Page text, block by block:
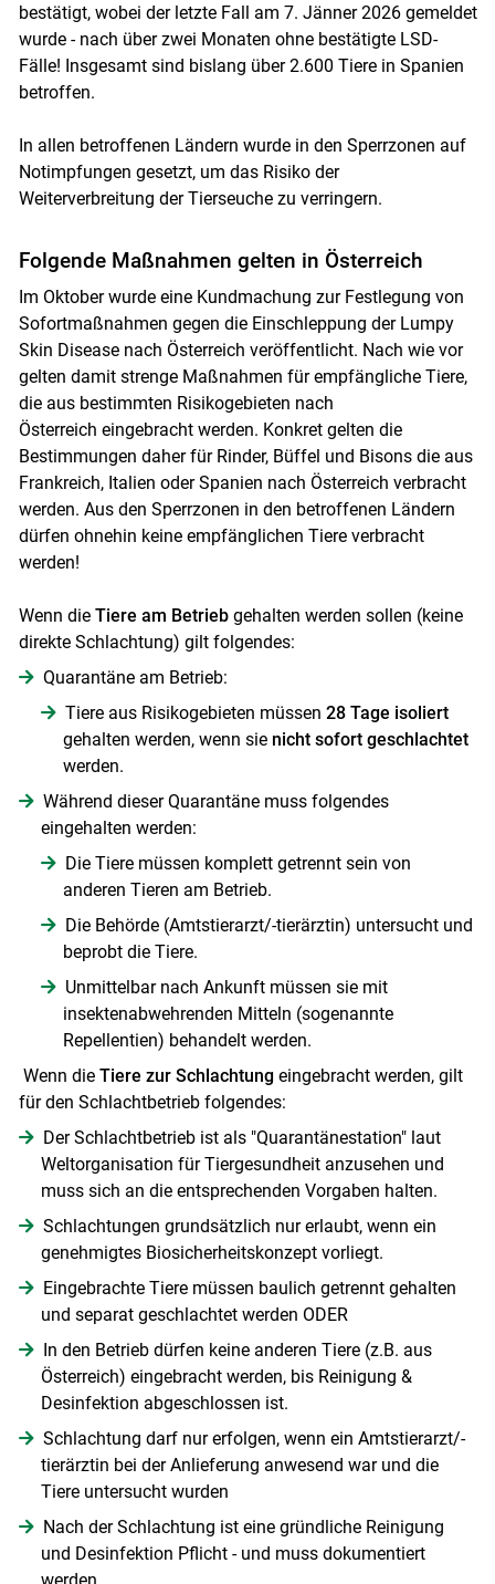
Skip to main content
bestätigt, wobei der letzte Fall am 7. Jänner 2026 gemeldet
wurde - nach über zwei Monaten ohne bestätigte LSD-
Fälle! Insgesamt sind bislang über 2.600 Tiere in Spanien
betroffen.
In allen betroffenen Ländern wurde in den Sperrzonen auf
Notimpfungen gesetzt, um das Risiko der
Weiterverbreitung der Tierseuche zu verringern.
Folgende Maßnahmen gelten in Österreich
Im Oktober wurde eine Kundmachung zur Festlegung von
Sofortmaßnahmen gegen die Einschleppung der Lumpy
Skin Disease nach Österreich veröffentlicht. Nach wie vor
gelten damit strenge Maßnahmen für empfängliche Tiere,
die aus bestimmten Risikogebieten nach
Österreich eingebracht werden. Konkret gelten die
Bestimmungen daher für Rinder, Büffel und Bisons die aus
Frankreich, Italien oder Spanien nach Österreich verbracht
werden. Aus den Sperrzonen in den betroffenen Ländern
dürfen ohnehin keine empfänglichen Tiere verbracht
werden!
Wenn die Tiere am Betriebgehalten werden sollen (keine
direkte Schlachtung) gilt folgendes:
Quarantäne am Betrieb:
Tiere aus Risikogebieten müssen 28 Tage isoliert
gehalten werden, wenn sie nicht sofort geschlachtet
werden.
Während dieser Quarantäne muss folgendes
eingehalten werden:
Die Tiere müssen komplett getrennt sein von
anderen Tieren am Betrieb.
Die Behörde (Amtstierarzt/-tierärztin) untersucht und
beprobt die Tiere.
Unmittelbar nach Ankunft müssen sie mit
insektenabwehrenden Mitteln (sogenannte
Repellentien) behandelt werden.
Wenn die Tiere zur Schlachtungeingebracht werden, gilt
für den Schlachtbetrieb folgendes:
Der Schlachtbetrieb ist als "Quarantänestation" laut
Weltorganisation für Tiergesundheit anzusehen und
muss sich an die entsprechenden Vorgaben halten.
Schlachtungen grundsätzlich nur erlaubt, wenn ein
genehmigtes Biosicherheitskonzept vorliegt.
Eingebrachte Tiere müssen baulich getrennt gehalten
und separat geschlachtet werden ODER
In den Betrieb dürfen keine anderen Tiere (z.B. aus
Österreich) eingebracht werden, bis Reinigung &
Desinfektion abgeschlossen ist.
Schlachtung darf nur erfolgen, wenn ein Amtstierarzt/-
tierärztin bei der Anlieferung anwesend war und die
Tiere untersucht wurden
Nach der Schlachtung ist eine gründliche Reinigung
und Desinfektion Pflicht - und muss dokumentiert
werden.